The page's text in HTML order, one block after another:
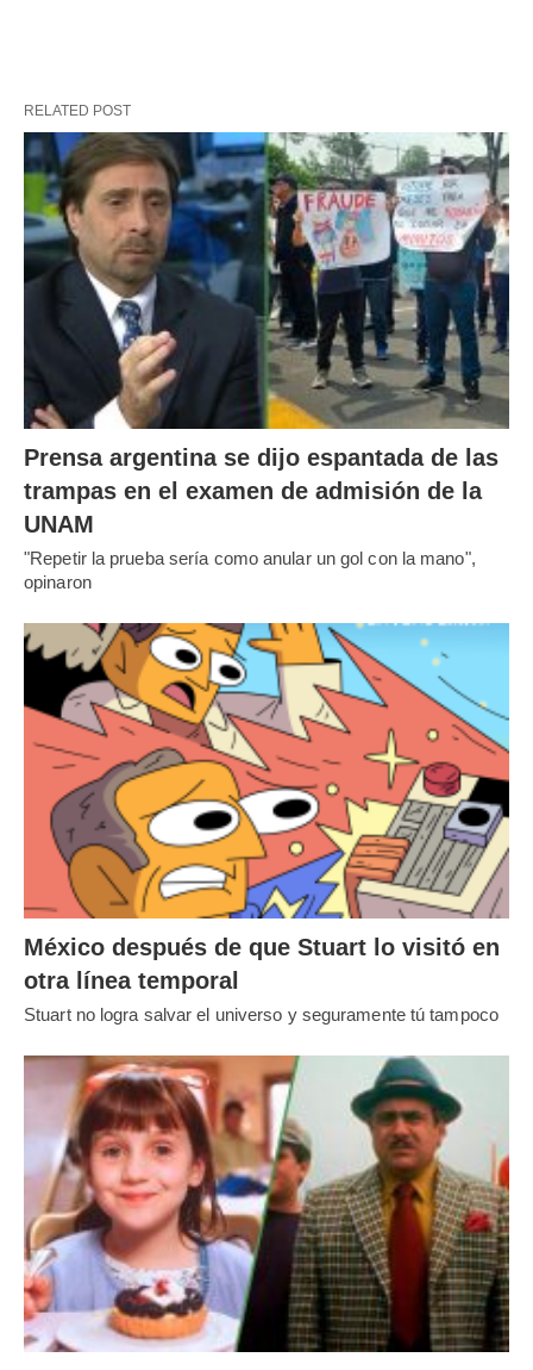
RELATED POST
Prensa argentina se dijo espantada de las
trampas en el examen de admisión de la
UNAM
"Repetir la prueba sería como anular un gol con la mano",
opinaron
México después de que Stuart lo visitó en
otra línea temporal
Stuart no logra salvar el universo y seguramente tú tampoco